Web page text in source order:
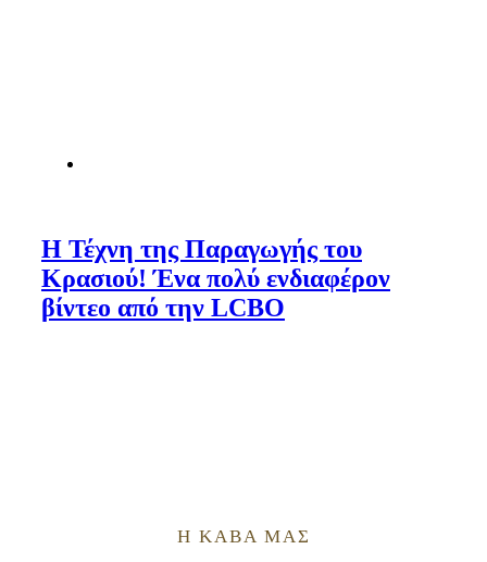
Η Τέχνη της Παραγωγής του
Κρασιού! Ένα πολύ ενδιαφέρον
βίντεο από την LCBO
Η ΚΑΒΑ ΜΑΣ